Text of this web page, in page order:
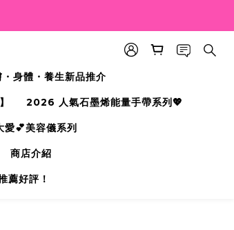
身體・養生新品推介
2026 人氣石墨烯能量手帶系列💖
💕美容儀系列
商店介紹
好評！